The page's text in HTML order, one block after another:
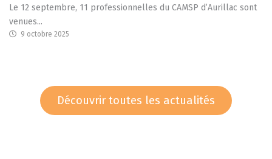
Le 12 septembre, 11 professionnelles du CAMSP d’Aurillac sont
venues...
9 octobre 2025
Découvrir toutes les actualités